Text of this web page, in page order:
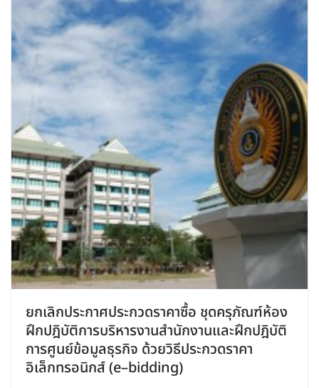
ยกเลิกประกาศประกวดราคาซื้อ ชุดครุภัณฑ์ห้อง
ฝึกปฎิบัติการบริหารงานสำนักงานและฝึกปฎิบัติ
การศูนย์ข้อมูลธุรกิจ ด้วยวิธีประกวดราคา
อิเล็กทรอนิกส์ (e–bidding)